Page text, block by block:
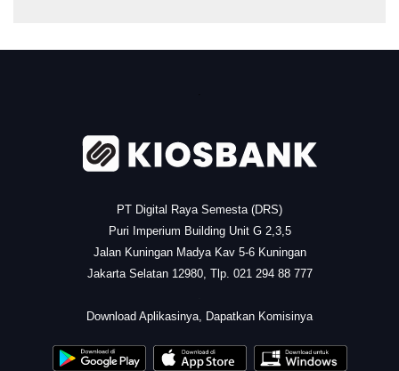
PT Digital Raya Semesta (DRS)
Puri Imperium Building Unit G 2,3,5
Jalan Kuningan Madya Kav 5-6 Kuningan
Jakarta Selatan 12980, Tlp. 021 294 88 777
Download Aplikasinya, Dapatkan Komisinya